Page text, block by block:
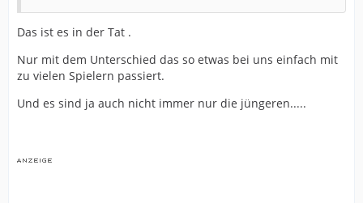
Das ist es in der Tat .
Nur mit dem Unterschied das so etwas bei uns einfach mit
zu vielen Spielern passiert.
Und es sind ja auch nicht immer nur die jüngeren.....